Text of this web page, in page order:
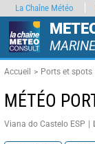
MARINE
Accueil Ports et spots
MÉTÉO
Viana do Castelo ESP
La Chaîne Météo